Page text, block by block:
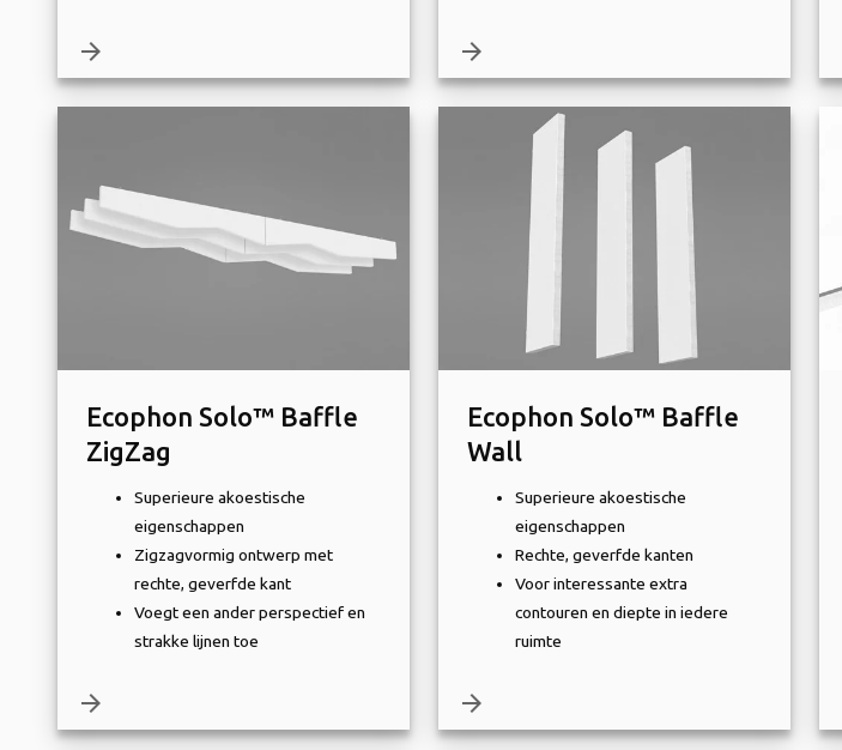
arrow_forward arrow_forward
Ecophon Solo™ Baffle
ZigZag
Superieure akoestische
eigenschappen
Zigzagvormig ontwerp met
rechte, geverfde kant
Voegt een ander perspectief en
strakke lijnen toe
arrow_forward
Ecophon Solo™ Baffle
Wall
Superieure akoestische
eigenschappen
Rechte, geverfde kanten
Voor interessante extra
contouren en diepte in iedere
ruimte
arrow_forward